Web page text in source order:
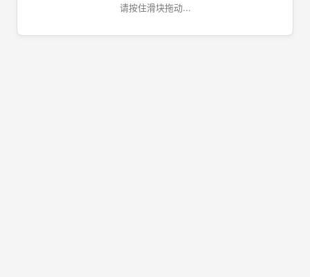
请按住滑块拖动...